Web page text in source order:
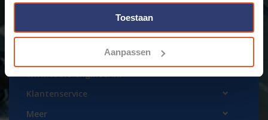
Toestaan
Aanpassen
www.cable-engineer.nl
Klantenservice
Meer